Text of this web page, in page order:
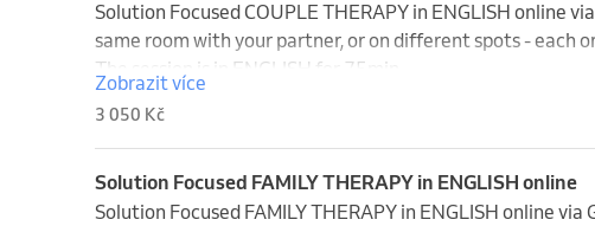
Solution Focused COUPLE THERAPY in ENGLISH online
same room with your partner, or on different spots - each
The session is in ENGLISH for 75min.
Zobrazit více
3 050 Kč
Solution Focused FAMILY THERAPY in ENGLISH online
Solution Focused FAMILY THERAPY in ENGLISH online